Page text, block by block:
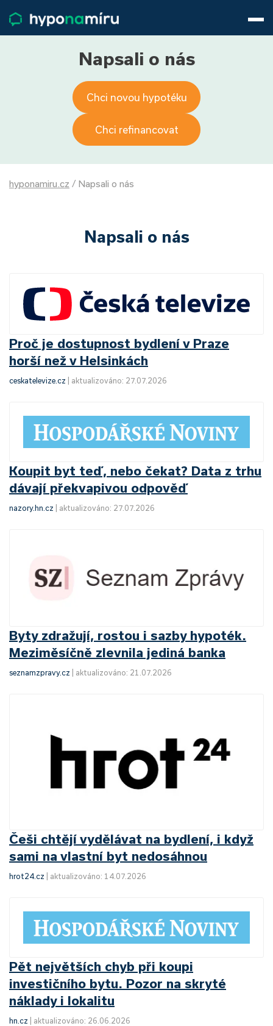
Životní pojištění
Pojištění nemovitosti
O nás
800 688 388
Přihlásit
Napsali o nás
Chci novou hypotéku
Chci refinancovat
hyponamiru.cz / Napsali o nás
Napsali o nás
Proč je dostupnost bydlení v Praze
horší než v Helsinkách
ceskatelevize.cz aktualizováno: 27.07.2026
Koupit byt teď, nebo čekat? Data z trhu
dávají překvapivou odpověď
nazory.hn.cz aktualizováno: 27.07.2026
Byty zdražují, rostou i sazby hypoték.
Meziměsíčně zlevnila jediná banka
seznamzpravy.cz aktualizováno: 21.07.2026
Češi chtějí vydělávat na bydlení, i když
sami na vlastní byt nedosáhnou
hrot24.cz aktualizováno: 14.07.2026
Pět největších chyb při koupi
investičního bytu. Pozor na skryté
náklady i lokalitu
hn.cz aktualizováno: 26.06.2026